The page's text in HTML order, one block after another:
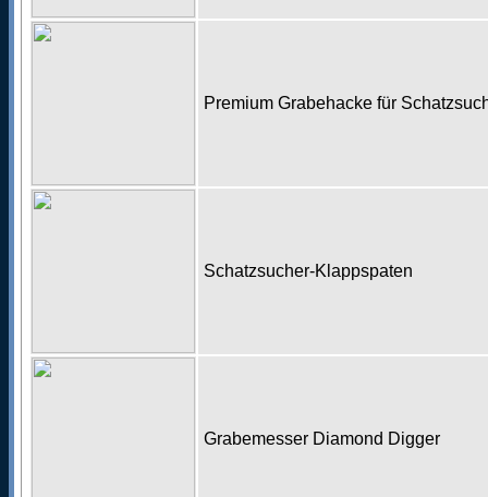
Premium Grabehacke für
Schatzsucher-Klappspaten
Grabemesser Diamond Digger